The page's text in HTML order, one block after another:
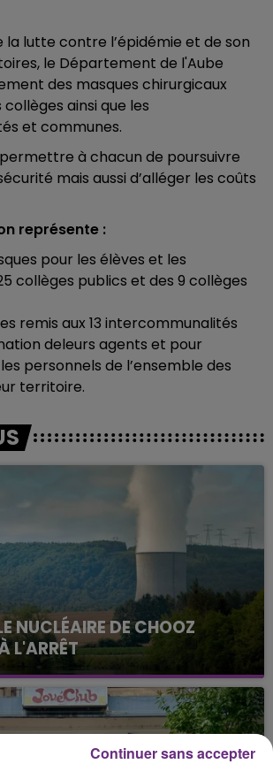
la lutte contre l’épidémie et de son
le Département de l'Aube
des masques chirurgicaux
ainsi que les
et communes.
à chacun de poursuivre
mais aussi d’alléger les coûts
représente :
pour les élèves et les
collèges publics et des 9 collèges
remis aux 13 intercommunalités
deleurs agents et pour
personnels de l’ensemble des
territoire.
NUCLÉAIRE DE CHOOZ
L'ARRÊT
semaine que la centrale
est à l'arrêt. Une situation
intense qui est toujours
Continuer sans accepter